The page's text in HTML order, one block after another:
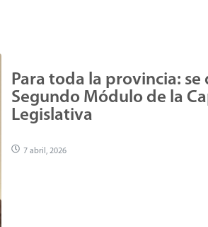
Para toda la provincia: se
Segundo Módulo de la
Legislativa
7 abril, 2026